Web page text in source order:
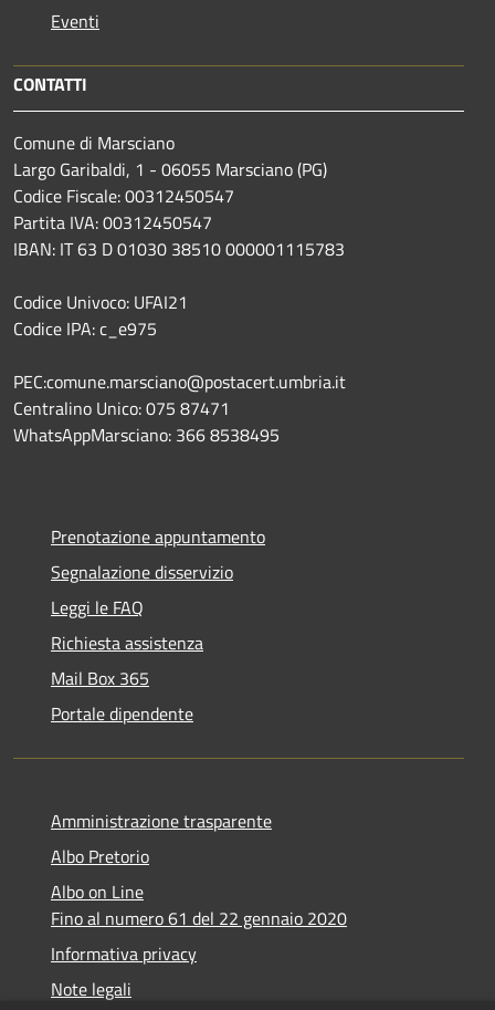
Eventi
CONTATTI
Comune di Marsciano
Largo Garibaldi, 1 - 06055 Marsciano (PG)
Codice Fiscale: 00312450547
Partita IVA: 00312450547
IBAN: IT 63 D 01030 38510 000001115783
Codice Univoco: UFAI21
Codice IPA: c_e975
PEC:comune.marsciano@postacert.umbria.it
Centralino Unico: 075 87471
WhatsAppMarsciano: 366 8538495
Prenotazione appuntamento
Segnalazione disservizio
Leggi le FAQ
Richiesta assistenza
Mail Box 365
Portale dipendente
Amministrazione trasparente
Albo Pretorio
Albo on Line
Fino al numero 61 del 22 gennaio 2020
Informativa privacy
Note legali